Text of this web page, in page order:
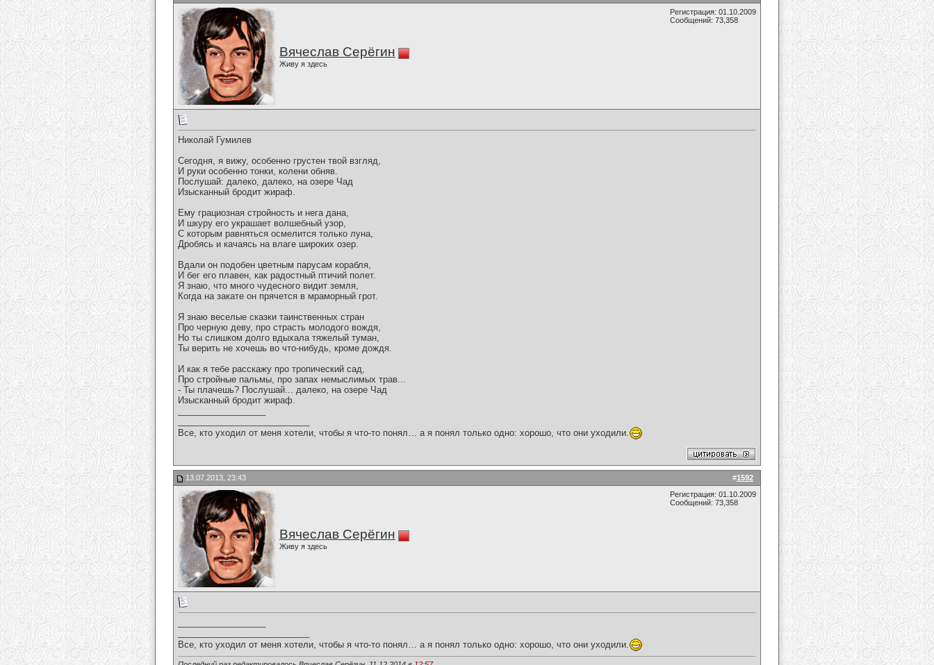
Вячеслав Серёгин
Живу я здесь
Регистрация: 01.10.2009
Сообщений: 73,358
Николай Гумилев
Сегодня, я вижу, особенно грустен твой взгляд,
И руки особенно тонки, колени обняв.
Послушай: далеко, далеко, на озере Чад
Изысканный бродит жираф.
Ему грациозная стройность и нега дана,
И шкуру его украшает волшебный узор,
С которым равняться осмелится только луна,
Дробясь и качаясь на влаге широких озер.
Вдали он подобен цветным парусам корабля,
И бег его плавен, как радостный птичий полет.
Я знаю, что много чудесного видит земля,
Когда на закате он прячется в мраморный грот.
Я знаю веселые сказки таинственных стран
Про черную деву, про страсть молодого вождя,
Но ты слишком долго вдыхала тяжелый туман,
Ты верить не хочешь во что-нибудь, кроме дождя.
И как я тебе расскажу про тропический сад,
Про стройные пальмы, про запах немыслимых трав...
- Ты плачешь? Послушай... далеко, на озере Чад
Изысканный бродит жираф.
Все, кто уходил от меня хотели, чтобы я что-то понял… а я понял только одно: хорошо, что они уходили.
#1592
13.07.2013, 23:43
Вячеслав Серёгин
Живу я здесь
Регистрация: 01.10.2009
Сообщений: 73,358
Все, кто уходил от меня хотели, чтобы я что-то понял… а я понял только одно: хорошо, что они уходили.